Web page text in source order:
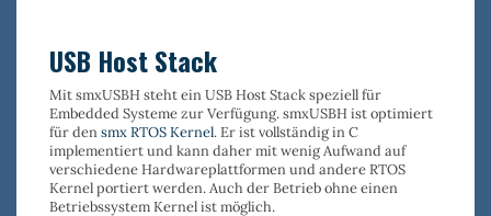
USB Host Stack
MitsmxUSBH steht ein USB Host Stack speziell für
Embedded Systeme zur Verfügung. smxUSBH ist optimiert
für den smx RTOS Kernel. Er ist vollständig in C
implementiert und kann daher mit wenig Aufwand auf
verschiedene Hardwareplattformen und andere RTOS
Kernel portiert werden. Auch der Betrieb ohne einen
Betriebssystem Kernel ist möglich.